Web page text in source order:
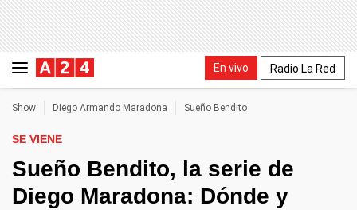
En vivo Radio La Red
Show Diego Armando Maradona Sueño Bendito
SE VIENE
Sueño Bendito, la serie de
Diego Maradona: Dónde y